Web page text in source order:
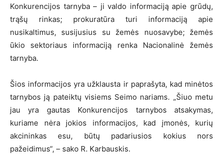
Konkurencijos tarnyba – ji valdo informaciją apie grūdų,
trąšų rinkas; prokuratūra turi informaciją apie
nusikaltimus, susijusius su žemės nuosavybe; žemės
ūkio sektoriaus informaciją renka Nacionalinė žemės
tarnyba.
Šios informacijos yra užklausta ir paprašyta, kad minėtos
tarnybos ją pateiktų visiems Seimo nariams. „Šiuo metu
jau yra gautas Konkurencijos tarnybos atsakymas,
kuriame nėra jokios informacijos, kad įmonės, kurių
akcininkas esu, būtų padariusios kokius nors
pažeidimus“, – sako R. Karbauskis.